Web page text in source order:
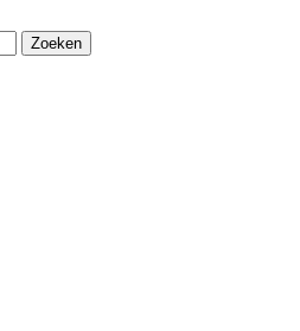
Zoeken